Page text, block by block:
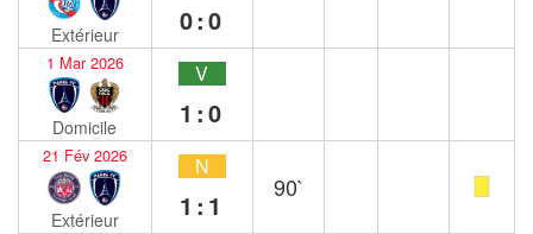
Extérieur 0:0
1 Mar 2026
Domicile
V
1:0
21 Fév 2026
Extérieur
N
1:1
90`